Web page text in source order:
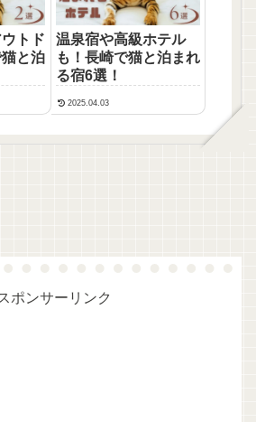
トド
と泊
温泉宿や高級ホテル
も！長崎で猫と泊まれ
る宿6選！
2025.04.03
ポンサーリンク